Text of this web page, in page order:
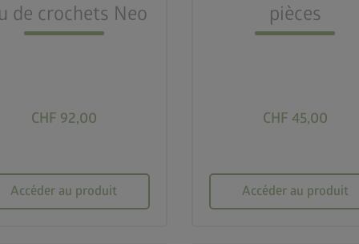
de crochets Neo
CHF 92,00
Accéder au produit
pièces
CHF 45,00
Accéder au produit